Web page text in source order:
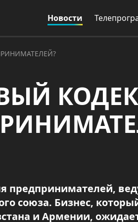
Новости
предпринимателей,
союза. Бизнес,
и Армении,